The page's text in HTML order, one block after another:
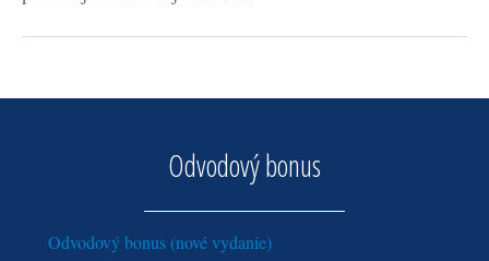
Odvodový bonus
Odvodový bonus (nové vydanie)